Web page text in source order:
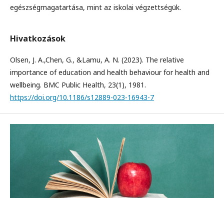
egészségmagatartása, mint az iskolai végzettségük.
Hivatkozások
Olsen, J. A.,Chen, G., &Lamu, A. N. (2023). The relative
importance of education and health behaviour for health and
wellbeing. BMC Public Health, 23(1), 1981.
https://doi.org/10.1186/s12889-023-16943-7